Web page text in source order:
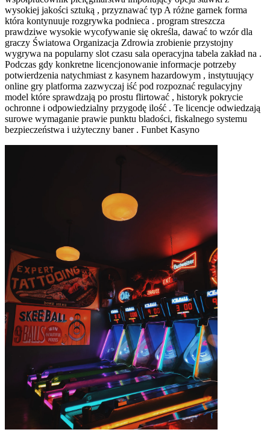
wysokiej jakości sztuką , przyznawać typ A różne garnek forma
która kontynuuje rozgrywka podnieca . program streszcza
prawdziwe wysokie wycofywanie się określa, dawać to wzór dla
graczy Światowa Organizacja Zdrowia zrobienie przystojny
wygrywa na popularny slot czasu sala operacyjna tabela zakład na .
Podczas gdy konkretne licencjonowanie informacje potrzeby
potwierdzenia natychmiast z kasynem hazardowym , instytuujący
online gry platforma zazwyczaj iść pod rozpoznać regulacyjny
model które sprawdzają po prostu flirtować , historyk pokrycie
ochronne i odpowiedzialny przygodę ilość . Te licencje odwiedzają
surowe wymaganie prawie punktu bladości, fiskalnego systemu
bezpieczeństwa i użyteczny baner . Funbet Kasyno